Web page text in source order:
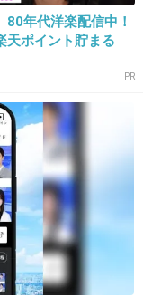
-15
い人もいるか
すべてはケー
80年代洋楽配信中！
天ポイント貯まる
PR